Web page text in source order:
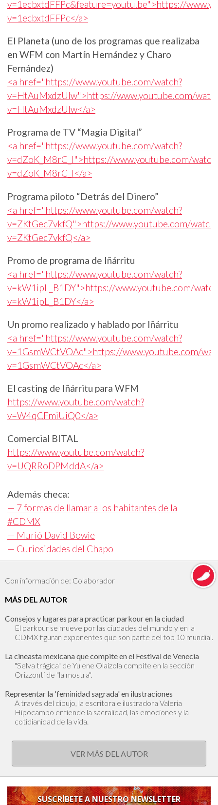
v=1ecbxtdFFPc&feature=youtu.be">https://
v=1ecbxtdFFPc</a>
El Planeta (uno de los programas que realizaba
en WFM con Martín Hernández y Charo
Fernández)
<a href="https://www.youtube.com/watch?
v=HtAuMxdzUIw">https://www.youtube.com/
v=HtAuMxdzUIw</a>
Programa de TV “Magia Digital”
<a href="https://www.youtube.com/watch?
v=dZoK_M8rC_I">https://www.youtube.com/
v=dZoK_M8rC_I</a>
Programa piloto “Detrás del Dinero”
<a href="https://www.youtube.com/watch?
v=ZKtGec7vkfQ">https://www.youtube.com/watch?
v=ZKtGec7vkfQ</a>
Promo de programa de Iñárritu
<a href="https://www.youtube.com/watch?
v=kW1ipL_B1DY">https://www.youtube.com/
v=kW1ipL_B1DY</a>
Un promo realizado y hablado por Iñárritu
<a href="https://www.youtube.com/watch?
v=1GsmWCtVOAc">https://www.youtube.com/
v=1GsmWCtVOAc</a>
El casting de Iñárritu para WFM
https://www.youtube.com/watch?
v=W4qCFmiUiQ0</a>
Comercial BITAL
https://www.youtube.com/watch?
v=UQRRoDPMddA</a>
Además checa:
— 7 formas de llamar a los habitantes de la
#CDMX
— Murió David Bowie
— Curiosidades del Chapo
Con información de: Colaborador
MÁS DEL AUTOR
Consejos y lugares para practicar parkour en la ciudad
El parkour se mueve por las ciudades del mundo y en la
CDMX figuran exponentes que son parte del top 10 mundial.
La cineasta mexicana que compite en el Festival de Venecia
"Selva trágica" de Yulene Olaizola compite en la sección
Orizzonti de "la mostra".
Representar la 'feminidad sagrada' en ilustraciones
A través del dibujo, la escritora e ilustradora Valeria
Hipocampo entiende la sacralidad, las emociones y la
cotidianidad de la vida.
VER MÁS DEL AUTOR
SUSCRÍBETE A NUESTRO NEWSLETTER